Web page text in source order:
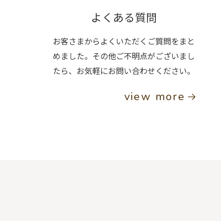
よくある質問
お客さまからよくいただくご質問をまと
めました。その他ご不明点がございまし
たら、お気軽にお問い合わせください。
view more